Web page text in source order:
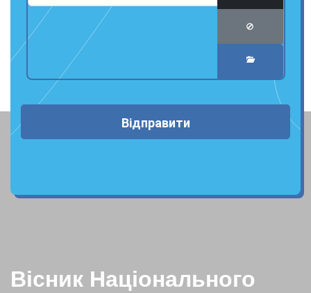
Відправити
Вісник Національного